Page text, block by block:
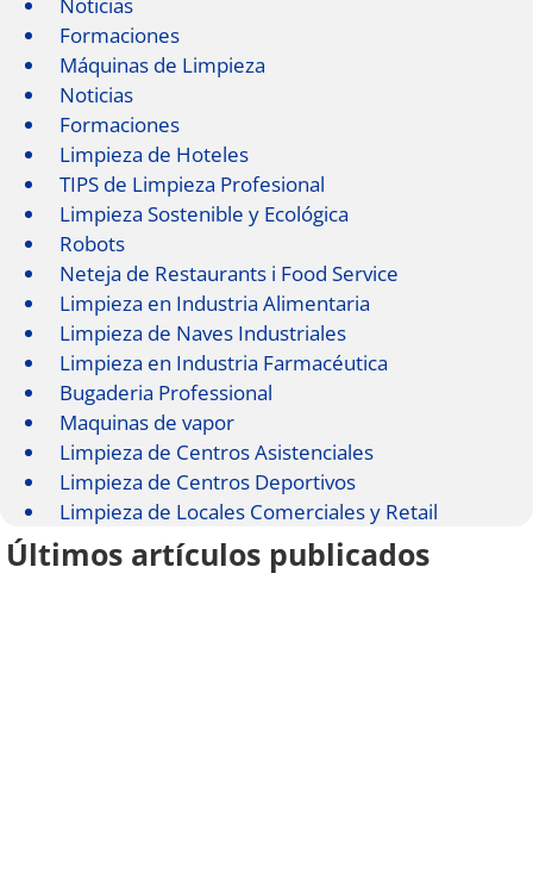
Formaciones
Máquinas de Limpieza
Noticias
Formaciones
Limpieza de Hoteles
TIPS de Limpieza Profesional
Limpieza Sostenible y Ecológica
Robots
Neteja de Restaurants i Food Service
Limpieza en Industria Alimentaria
Limpieza de Naves Industriales
Limpieza en Industria Farmacéutica
Bugaderia Professional
Maquinas de vapor
Limpieza de Centros Asistenciales
Limpieza de Centros Deportivos
Limpieza de Locales Comerciales y Retail
Últimos artículos publicados